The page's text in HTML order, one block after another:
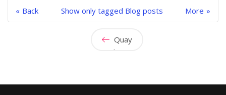
Back More
Show only tagged Blog posts
Quay
lại